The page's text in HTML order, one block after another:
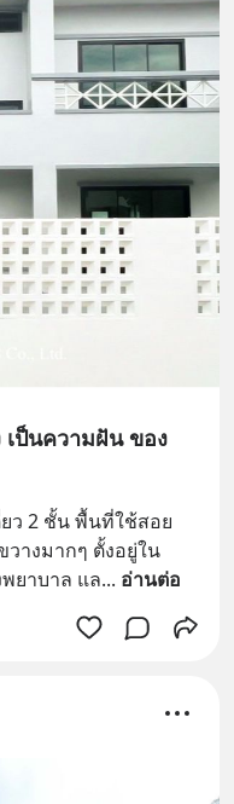
เป็นความฝัน ของ
ว 2 ชั้น พื้นที่ใช้สอย
างมากๆ ตั้งอยู่ใน
ยาบาล แล... อ่านต่อ